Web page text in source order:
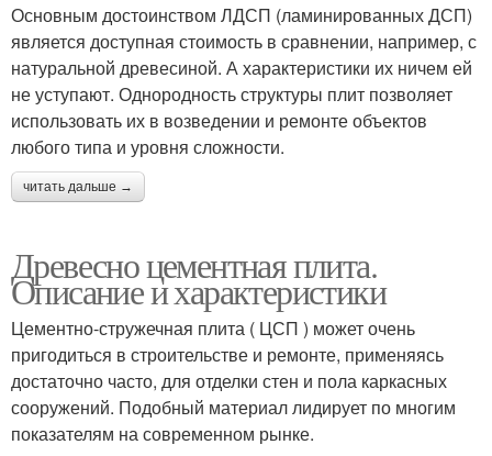
Основным достоинством ЛДСП (ламинированных ДСП)
является доступная стоимость в сравнении, например, с
натуральной древесиной. А характеристики их ничем ей
не уступают. Однородность структуры плит позволяет
использовать их в возведении и ремонте объектов
любого типа и уровня сложности.
читать дальше →
Древесно цементная плита.
Описание и характеристики
Цементно-стружечная плита ( ЦСП ) может очень
пригодиться в строительстве и ремонте, применяясь
достаточно часто, для отделки стен и пола каркасных
сооружений. Подобный материал лидирует по многим
показателям на современном рынке.